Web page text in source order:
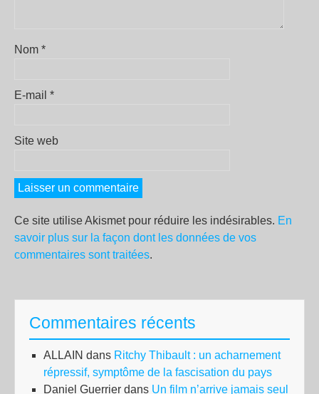
Nom *
E-mail *
Site web
Ce site utilise Akismet pour réduire les indésirables. En
savoir plus sur la façon dont les données de vos
commentaires sont traitées.
Commentaires récents
ALLAIN dans Ritchy Thibault : un acharnement
répressif, symptôme de la fascisation du pays
Daniel Guerrier dans Un film n’arrive jamais seul